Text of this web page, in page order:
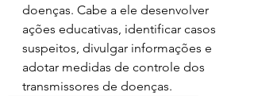
doenças. Cabe a ele desenvolver
ações educativas, identificar casos
suspeitos, divulgar informações e
adotar medidas de controle dos
transmissores de doenças.